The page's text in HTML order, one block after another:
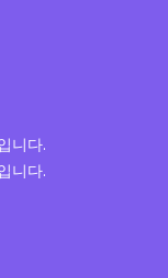
니다.
니다.